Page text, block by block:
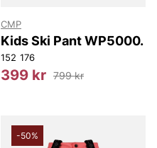
CMP
Kids Ski Pant WP5000.
152 176
399 kr 799 kr
-50%